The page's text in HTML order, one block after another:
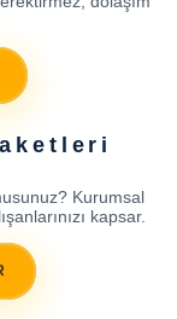
Kurumsal
kapsar.